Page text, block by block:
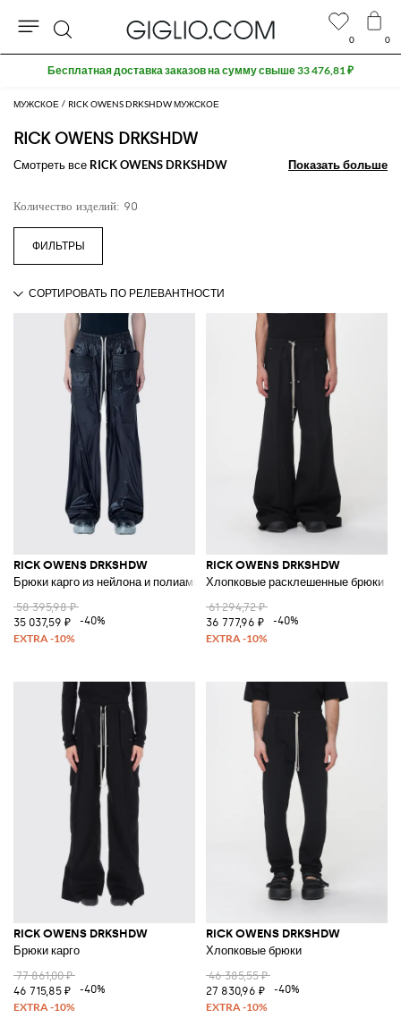
МУЖСКОЕ RICK OWENS DRKSHDW МУЖСКОЕ
RICK OWENS DRKSHDW
Смотреть все RICK OWENS DRKSHDW Показать больше
Показать больше
Количество изделий: 90
RICK OWENS DRKSHDW
Брюки карго из нейлона и полиамида
58 395,98 ₽
35 037,59 ₽
-40%
RICK OWENS DRKSHDW
Хлопковые расклешенные брюки
61 294,72 ₽
36 777,96 ₽
-40%
RICK OWENS DRKSHDW
Брюки карго
77 861,00 ₽
46 715,85 ₽
-40%
RICK OWENS DRKSHDW
Хлопковые брюки
46 385,55 ₽
27 830,96 ₽
-40%
0 0
Поиск
Extra 10% off SALE